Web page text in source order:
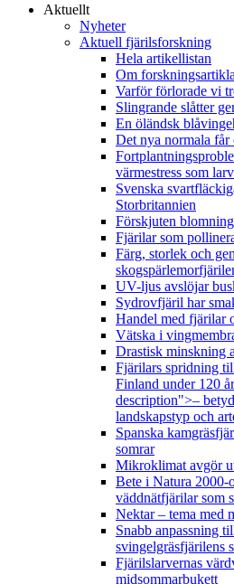
Aktuellt
Nyheter
Aktuell fjärilsforskning
Hela artikellistan
Om
Varför förlorade vi
Slingrande slåtter
En öländsk
Det nya normala får
värmestress som
Svenska
Storbritannien
Förskjuten
Fjärilar som
Färg, storlek och
UV-ljus avslöjar
Sydrovfjäril har
Handel med fjärilar
Vätska i
Drastisk minskning
Fjärilars spridning
Finland under 120
description">–
landskapstyp och
Spanska
somrar
Mikroklimat avgör
Bete i Natura 2000-
väddnätfjärilar som
Nektar – tema med
Snabb anpassning
svingelgräsfjärilens
Fjärilslarvernas
midsommarbukett